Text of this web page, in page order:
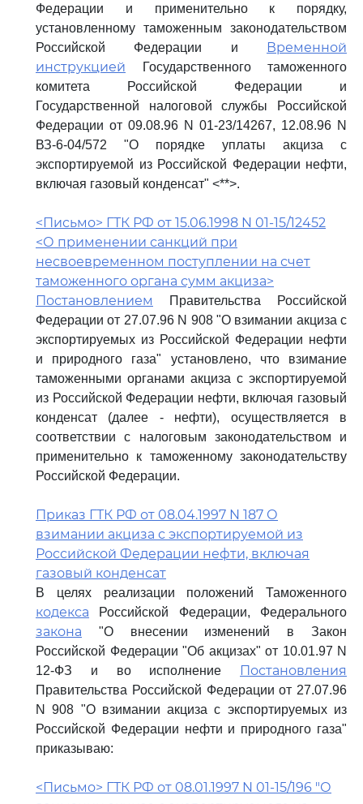
Федерации и применительно к порядку,
установленному таможенным законодательством
Российской Федерации и
Временной
инструкцией Государственного таможенного
комитета Российской Федерации и
Государственной налоговой службы Российской
Федерации от 09.08.96 N 01-23/14267, 12.08.96 N
ВЗ-6-04/572 "О порядке уплаты акциза с
экспортируемой из Российской Федерации нефти,
включая газовый конденсат" <**>.
<Письмо> ГТК РФ от 15.06.1998 N 01-15/12452
<О применении санкций при
несвоевременном поступлении на счет
таможенного органа сумм акциза>
Постановлением
Правительства Российской
Федерации от 27.07.96 N 908 "О взимании акциза с
экспортируемых из Российской Федерации нефти
и природного газа" установлено, что взимание
таможенными органами акциза с экспортируемой
из Российской Федерации нефти, включая газовый
конденсат (далее - нефти), осуществляется в
соответствии с налоговым законодательством и
применительно к таможенному законодательству
Российской Федерации.
Приказ ГТК РФ от 08.04.1997 N 187 О
взимании акциза с экспортируемой из
Российской Федерации нефти, включая
газовый конденсат
В целях реализации положений Таможенного
кодекса Российской Федерации, Федерального
закона "О внесении изменений в Закон
Российской Федерации "Об акцизах" от 10.01.97 N
12-ФЗ и во исполнение
Постановления
Правительства Российской Федерации от 27.07.96
N 908 "О взимании акциза с экспортируемых из
Российской Федерации нефти и природного газа"
приказываю:
<Письмо> ГТК РФ от 08.01.1997 N 01-15/196 "О